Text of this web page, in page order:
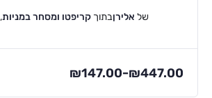
של אלירןבתוך קריפטו ומסחר במניות,
₪147.00–₪447.00